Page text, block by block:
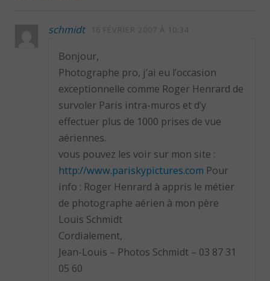
schmidt 16 FÉVRIER 2007 À 10:34
Bonjour,
Photographe pro, j’ai eu l’occasion
exceptionnelle comme Roger Henrard de
survoler Paris intra-muros et d’y
effectuer plus de 1000 prises de vue
aériennes.
vous pouvez les voir sur mon site :
http://www.pariskypictures.com Pour
info : Roger Henrard à appris le métier
de photographe aérien à mon père
Louis Schmidt
Cordialement,
Jean-Louis – Photos Schmidt – 03 87 31
05 60